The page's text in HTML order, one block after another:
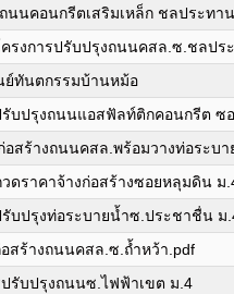
นนคอนกรีตเสริมเหล็ก ชลประทา
รงการปรับปรุงถนนคสล.ซ.ชลปร
ทันตกรรมบ้านหม้อ
บปรุงถนนแอสฟัลท์ติกคอนกรีต ซ
อสร้างถนนคสล.พร้อมวางท่อระบ
วดราคาจ้างก่อสร้างซอยหลุมดิน ม
บปรุงท่อระบายน้ำซ.ประชาชื่น ม
สร้างถนนคสล.ซ.ถ้ำหว้า.pdf
รับปรุงถนนซ.ไฟฟ้าเขต ม.4